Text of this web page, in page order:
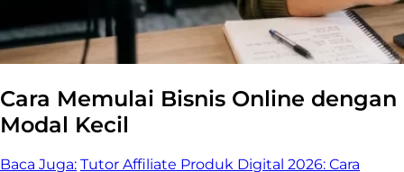
Cara Memulai Bisnis Online dengan
Modal Kecil
Baca Juga: Tutor Affiliate Produk Digital 2026: Cara